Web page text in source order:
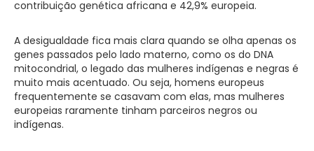
contribuição genética africana e 42,9% europeia.
A desigualdade fica mais clara quando se olha apenas os
genes passados pelo lado materno, como os do DNA
mitocondrial, o legado das mulheres indígenas e negras é
muito mais acentuado. Ou seja, homens europeus
frequentemente se casavam com elas, mas mulheres
europeias raramente tinham parceiros negros ou
indígenas.